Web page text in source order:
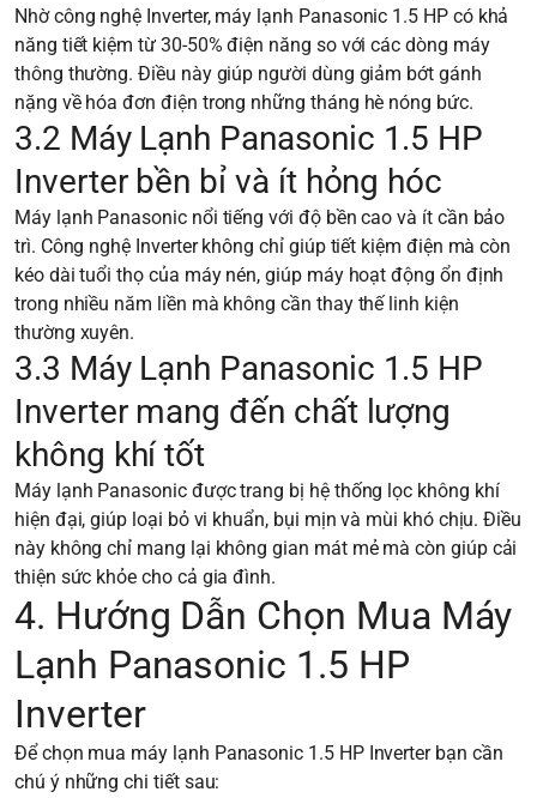
Nhờ công nghệ Inverter, máy lạnh Panasonic 1.5 HP có khả
năng tiết kiệm từ 30-50% điện năng so với các dòng máy
thông thường. Điều này giúp người dùng giảm bớt gánh
nặng về hóa đơn điện trong những tháng hè nóng bức.
3.2 Máy Lạnh Panasonic 1.5 HP
Inverter bền bỉ và ít hỏng hóc
Máy lạnh Panasonic nổi tiếng với độ bền cao và ít cần bảo
trì. Công nghệ Inverter không chỉ giúp tiết kiệm điện mà còn
kéo dài tuổi thọ của máy nén, giúp máy hoạt động ổn định
trong nhiều năm liền mà không cần thay thế linh kiện
thường xuyên.
3.3 Máy Lạnh Panasonic 1.5 HP
Inverter mang đến chất lượng
không khí tốt
Máy lạnh Panasonic được trang bị hệ thống lọc không khí
hiện đại, giúp loại bỏ vi khuẩn, bụi mịn và mùi khó chịu. Điều
này không chỉ mang lại không gian mát mẻ mà còn giúp cải
thiện sức khỏe cho cả gia đình.
4. Hướng Dẫn Chọn Mua Máy
Lạnh Panasonic 1.5 HP
Inverter
Để chọn mua máy lạnh Panasonic 1.5 HP Inverter bạn cần
chú ý những chi tiết sau: